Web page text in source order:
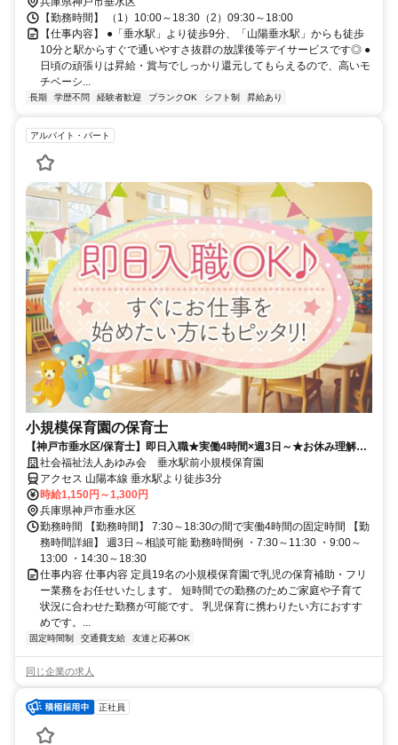
【勤務時間】 （1）10:00～18:30（2）09:30～18:00
【仕事内容】 ●「垂水駅」より徒歩9分、「山陽垂水駅」からも徒歩
10分と駅からすぐで通いやすさ抜群の放課後等デイサービスです◎ ●
日頃の頑張りは昇給・賞与でしっかり還元してもらえるので、高いモ
チベーシ...
長期 学歴不問 経験者歓迎 ブランクOK シフト制 昇給あり
アルバイト・パート
小規模保育園の保育士
【神戸市垂水区/保育士】即日入職★実働4時間×週3日～★お休み理解あ
り★駅チカ徒歩3分★穏やかな雰囲気の小規模保育園♪
社会福祉法人あゆみ会 垂水駅前小規模保育園
アクセス 山陽本線 垂水駅より徒歩3分
時給1,150円～1,300円
兵庫県神戸市垂水区
勤務時間 【勤務時間】 7:30～18:30の間で実働4時間の固定時間 【勤
務時間詳細】 週3日～相談可能 勤務時間例 ・7:30～11:30 ・9:00～
13:00 ・14:30～18:30
仕事内容 仕事内容 定員19名の小規模保育園で乳児の保育補助・フリ
ー業務をお任せいたします。 短時間での勤務のためご家庭や子育て
状況に合わせた勤務が可能です。 乳児保育に携わりたい方におすす
めです。...
固定時間制 交通費支給 友達と応募OK
同じ企業の求人
正社員